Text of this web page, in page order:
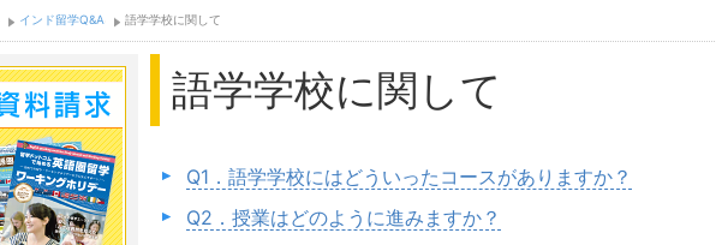
学校情報 インドの基礎情報
インド留学Q&A 語学学校に関して
語学学校に関して
Q1．語学学校にはどういったコースがありますか？
Q2．授業はどのように進みますか？